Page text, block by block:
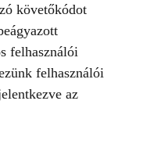
követőkódot
felhasználói
felhasználói
az